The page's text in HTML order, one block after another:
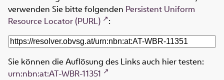
verwenden Sie bitte folgenden Persistent Uniform
Resource Locator (PURL)
:
Sie können die Auflösung des Links auch hier testen:
urn:nbn:at:AT-WBR-11351